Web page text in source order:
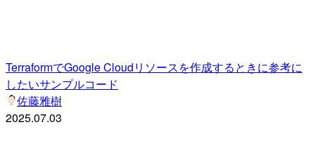
TerraformでGoogle Cloudリソースを作成するときに参考に
したいサンプルコード
佐藤雅樹
2025.07.03